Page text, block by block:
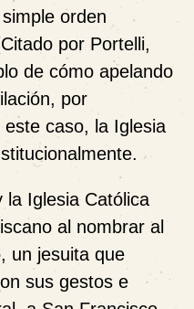
orden
por Portelli,
de cómo apelando
por
caso, la Iglesia
la Iglesia Católica
al nombrar al
un jesuita que
sus gestos e